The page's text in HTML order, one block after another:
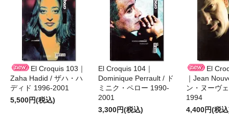
El Croquis 103｜
Zaha Hadid / ザハ・ハ
ディド 1996-2001
5,500円(税込)
El Croquis 104｜
Dominique Perrault / ド
ミニク・ペロー 1990-
2001
3,300円(税込)
El
｜Jean
ン・ヌーヴ
1994
4,400円(税